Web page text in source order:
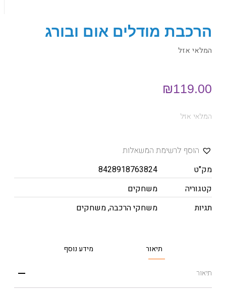
הרכבת מודלים אום ובורג
המלאי אזל
₪119.00
המלאי אזל
הוסף לרשימת המשאלות
מק"ט
8428918763824
קטגוריה
משחקים
תגיות
משחקי הרכבה,משחקים
תיאור מידע נוסף
תיאור